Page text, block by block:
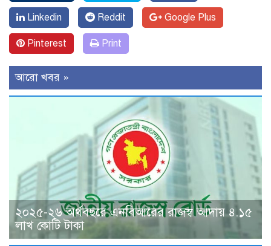
Linkedin Reddit Google Plus
Pinterest Print
আরো খবর »
২০২৫-২৬ অর্থবছরে এনবিআরের রাজস্ব আদায় ৪.১৫
লাখ কোটি টাকা